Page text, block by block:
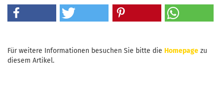
Für weitere Informationen besuchen Sie bitte die Homepage zu
diesem Artikel.